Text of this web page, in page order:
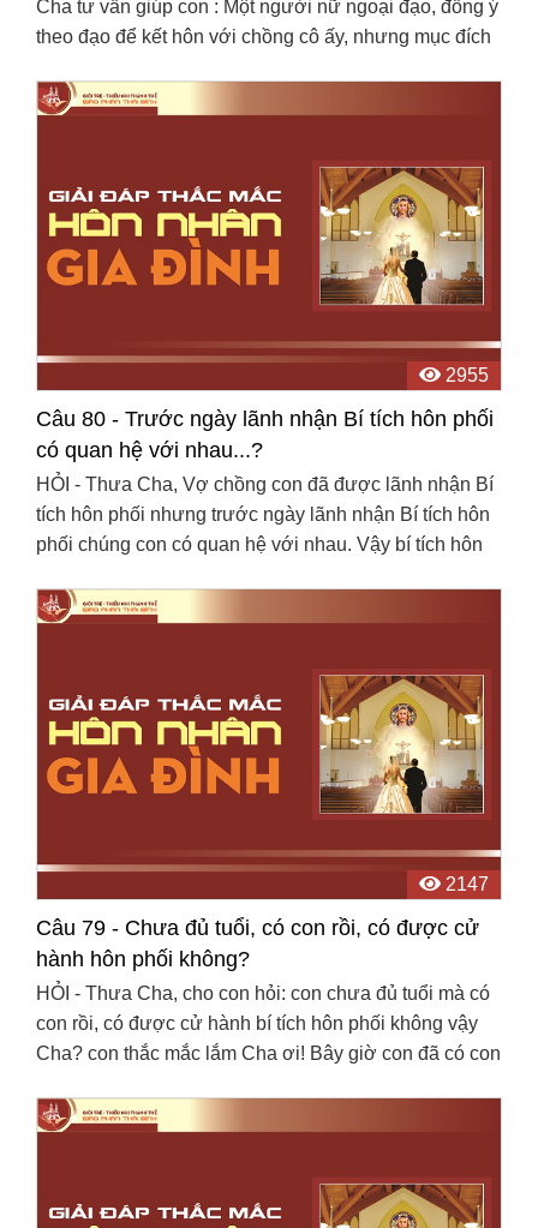
Cha tư vấn giúp con : Một người nữ ngoại đạo, đồng ý
theo đạo để kết hôn với chồng cô ấy, nhưng mục đích
2955
Câu 80 - Trước ngày lãnh nhận Bí tích hôn phối
có quan hệ với nhau...?
HỎI - Thưa Cha, Vợ chồng con đã được lãnh nhận Bí
tích hôn phối nhưng trước ngày lãnh nhận Bí tích hôn
phối chúng con có quan hệ với nhau. Vậy bí tích hôn
2147
Câu 79 - Chưa đủ tuổi, có con rồi, có được cử
hành hôn phối không?
HỎI - Thưa Cha, cho con hỏi: con chưa đủ tuổi mà có
con rồi, có được cử hành bí tích hôn phối không vậy
Cha? con thắc mắc lắm Cha ơi! Bây giờ con đã có con